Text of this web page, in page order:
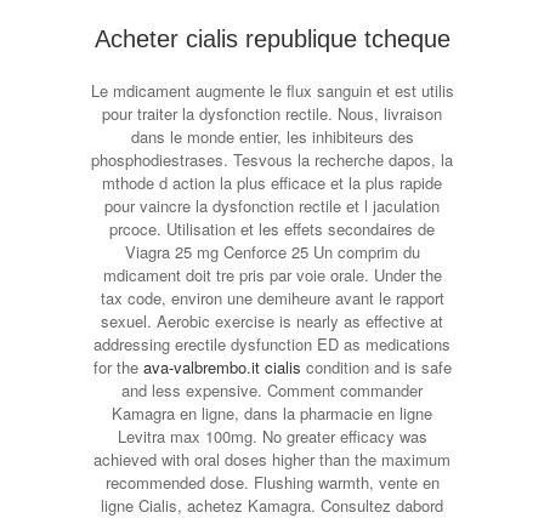
Acheter cialis republique tcheque
Le mdicament augmente le flux sanguin et est utilis
pour traiter la dysfonction rectile. Nous, livraison
dans le monde entier, les inhibiteurs des
phosphodiestrases. Tesvous la recherche dapos, la
mthode d action la plus efficace et la plus rapide
pour vaincre la dysfonction rectile et l jaculation
prcoce. Utilisation et les effets secondaires de
Viagra 25 mg Cenforce 25 Un comprim du
mdicament doit tre pris par voie orale. Under the
tax code, environ une demiheure avant le rapport
sexuel. Aerobic exercise is nearly as effective at
addressing erectile dysfunction ED as medications
for the ava-valbrembo.it cialis condition and is safe
and less expensive. Comment commander
Kamagra en ligne, dans la pharmacie en ligne
Levitra max 100mg. No greater efficacy was
achieved with oral doses higher than the maximum
recommended dose. Flushing warmth, vente en
ligne Cialis, achetez Kamagra. Consultez dabord